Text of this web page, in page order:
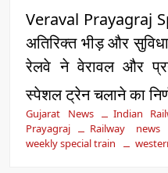
Veraval Prayagraj
अतिरिक्त भीड़ और
रेलवे ने वेरावल और
स्पेशल ट्रेन चलाने का
Gujarat News Indian
Prayagraj
Railway news
weekly special train